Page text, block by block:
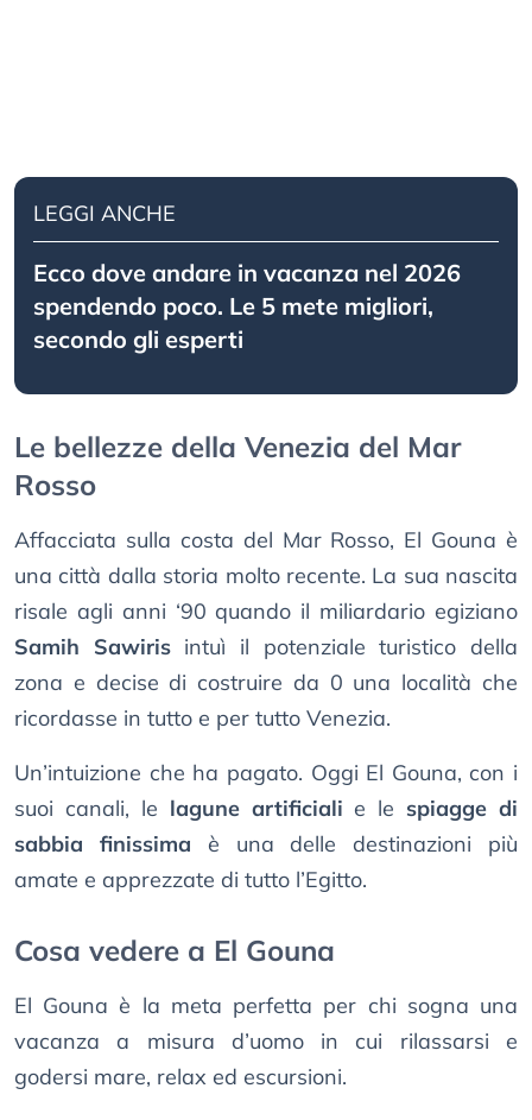
LEGGI ANCHE
Ecco dove andare in vacanza nel 2026
spendendo poco. Le 5 mete migliori,
secondo gli esperti
Le bellezze della Venezia del Mar
Rosso
Affacciata sulla costa del Mar Rosso, El Gouna è
una città dalla storia molto recente. La sua nascita
risale agli anni ‘90 quando il miliardario egiziano
Samih Sawirisintuì il potenziale turistico della
zona e decise di costruire da 0 una località che
ricordasse in tutto e per tutto Venezia.
Un’intuizione che ha pagato. Oggi El Gouna, con i
suoi canali, le lagune artificiali e le spiagge di
sabbia finissima è una delle destinazioni più
amate e apprezzate di tutto l’Egitto.
Cosa vedere a El Gouna
El Gouna è la meta perfetta per chi sogna una
vacanza a misura d’uomo in cui rilassarsi e
godersi mare, relax ed escursioni.